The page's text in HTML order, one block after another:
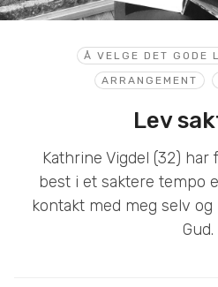
Å VELGE DET GODE
ARRANGEMENT
Lev
Kathrine Vigdel (32)
best i et saktere tempo
kontakt med meg selv
Gud.